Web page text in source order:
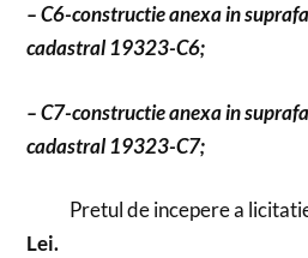
– C6-constructie anexa in
cadastral 19323-C6;
– C7-constructie anexa in
cadastral 19323-C7;
Pretul de incepere a
Lei.